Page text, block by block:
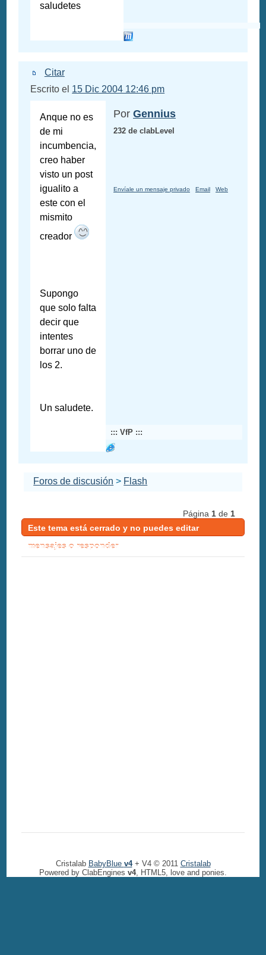
saludetes
Citar
Escrito el 15 Dic 2004 12:46 pm
Anque no es
de mi
incumbencia,
creo haber
visto un post
igualito a
este con el
mismito
creador
Supongo
que solo falta
decir que
intentes
borrar uno de
los 2.
Un saludete.
Por Gennius
232 de clabLevel
Envíale un mensaje privado Email Web
::: VfP :::
Foros de discusión > Flash
Página 1de 1
Este tema está cerrado y no puedes editar
mensajes o responder
Cristalab BabyBlue v4+ V4 © 2011 Cristalab
Powered by ClabEngines v4, HTML5, love and ponies.